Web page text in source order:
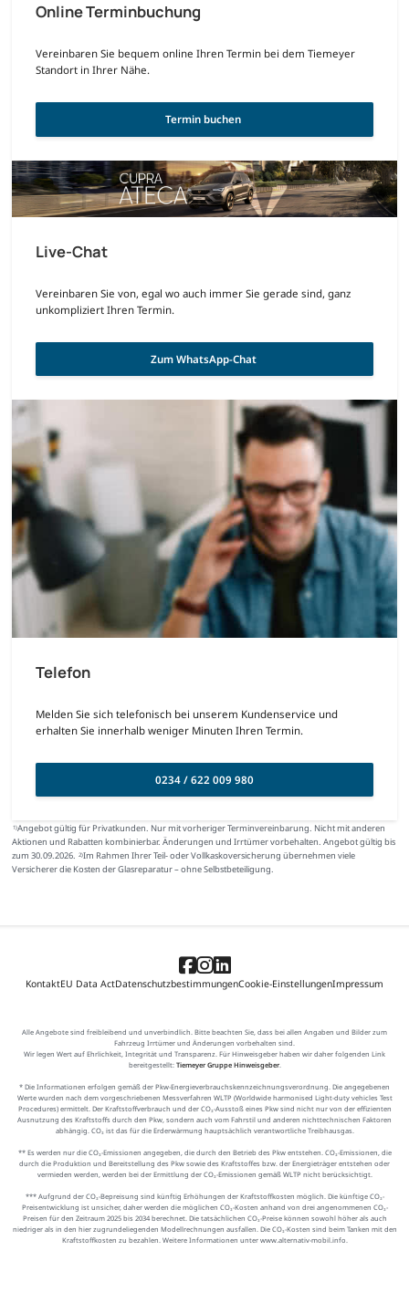
Online Terminbuchung
Vereinbaren Sie bequem online Ihren Termin bei dem Tiemeyer
Standort in Ihrer Nähe.
Termin buchen
Live-Chat
Vereinbaren Sie von, egal wo auch immer Sie gerade sind, ganz
unkompliziert Ihren Termin.
Zum WhatsApp-Chat
Telefon
Melden Sie sich telefonisch bei unserem Kundenservice und
erhalten Sie innerhalb weniger Minuten Ihren Termin.
0234 / 622 009 980
1)Angebot gültig für Privatkunden. Nur mit vorheriger Terminvereinbarung. Nicht mit anderen
Aktionen und Rabatten kombinierbar. Änderungen und Irrtümer vorbehalten. Angebot gültig bis
zum 30.09.2026. 2)Im Rahmen Ihrer Teil- oder Vollkaskoversicherung übernehmen viele
Versicherer die Kosten der Glasreparatur – ohne Selbstbeteiligung.
KontaktEU Data ActDatenschutzbestimmungenCookie-EinstellungenImpressum
Alle Angebote sind freibleibend und unverbindlich. Bitte beachten Sie, dass bei allen Angaben und Bilder zum
Fahrzeug Irrtümer und Änderungen vorbehalten sind.
Wir legen Wert auf Ehrlichkeit, Integrität und Transparenz. Für Hinweisgeber haben wir daher folgenden Link
bereitgestellt: Tiemeyer Gruppe Hinweisgeber.
* Die Informationen erfolgen gemäß der Pkw-Energieverbrauchskennzeichnungsverordnung. Die angegebenen
Werte wurden nach dem vorgeschriebenen Messverfahren WLTP (Worldwide harmonised Light-duty vehicles Test
Procedures) ermittelt. Der Kraftstoffverbrauch und der CO₂-Ausstoß eines Pkw sind nicht nur von der effizienten
Ausnutzung des Kraftstoffs durch den Pkw, sondern auch vom Fahrstil und anderen nichttechnischen Faktoren
abhängig. CO₂ ist das für die Erderwärmung hauptsächlich verantwortliche Treibhausgas.
** Es werden nur die CO₂-Emissionen angegeben, die durch den Betrieb des Pkw entstehen. CO₂-Emissionen, die
durch die Produktion und Bereitstellung des Pkw sowie des Kraftstoffes bzw. der Energieträger entstehen oder
vermieden werden, werden bei der Ermittlung der CO₂-Emissionen gemäß WLTP nicht berücksichtigt.
*** Aufgrund der CO₂-Bepreisung sind künftig Erhöhungen der Kraftstoffkosten möglich. Die künftige CO₂-
Preisentwicklung ist unsicher, daher werden die möglichen CO₂-Kosten anhand von drei angenommenen CO₂-
Preisen für den Zeitraum 2025 bis 2034 berechnet. Die tatsächlichen CO₂-Preise können sowohl höher als auch
niedriger als in den hier zugrundeliegenden Modellrechnungen ausfallen. Die CO₂-Kosten sind beim Tanken mit den
Kraftstoffkosten zu bezahlen. Weitere Informationen unter www.alternativ-mobil.info.